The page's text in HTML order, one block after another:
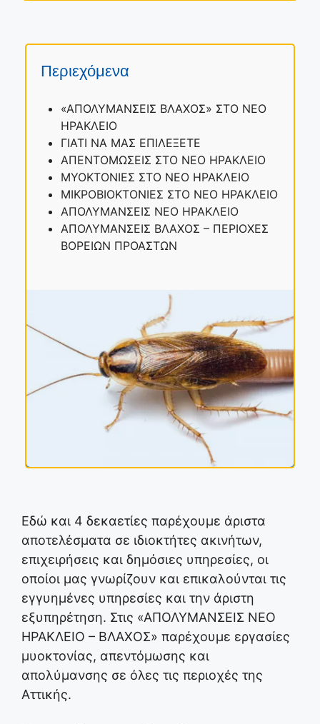
Περιεχόμενα
«ΑΠΟΛΥΜΑΝΣΕΙΣ ΒΛΑΧΟΣ» ΣΤΟ ΝΕΟ
ΗΡΑΚΛΕΙΟ
ΓΙΑΤΙ ΝΑ ΜΑΣ ΕΠΙΛΕΞΕΤΕ
ΑΠΕΝΤΟΜΩΣΕΙΣ ΣΤΟ ΝΕΟ ΗΡΑΚΛΕΙΟ
ΜΥΟΚΤΟΝΙΕΣ ΣΤΟ ΝΕΟ ΗΡΑΚΛΕΙΟ
ΜΙΚΡΟΒΙΟΚΤΟΝΙΕΣ ΣΤΟ ΝΕΟ ΗΡΑΚΛΕΙΟ
ΑΠΟΛΥΜΑΝΣΕΙΣ ΝΕΟ ΗΡΑΚΛΕΙΟ
ΑΠΟΛΥΜΑΝΣΕΙΣ ΒΛΑΧΟΣ – ΠΕΡΙΟΧΕΣ
ΒΟΡΕΙΩΝ ΠΡΟΑΣΤΩΝ
Εδώ και 4 δεκαετίες παρέχουμε άριστα
αποτελέσματα σε ιδιοκτήτες ακινήτων,
επιχειρήσεις και δημόσιες υπηρεσίες, οι
οποίοι μας γνωρίζουν και επικαλούνται τις
εγγυημένες υπηρεσίες και την άριστη
εξυπηρέτηση. Στις «ΑΠΟΛΥΜΑΝΣΕΙΣ ΝΕΟ
ΗΡΑΚΛΕΙΟ – ΒΛΑΧΟΣ» παρέχουμε εργασίες
μυοκτονίας, απεντόμωσης και
απολύμανσης σε όλες τις περιοχές της
Αττικής.